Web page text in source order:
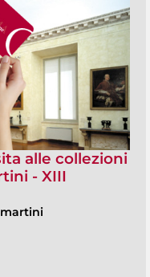
alle collezioni
- XIII